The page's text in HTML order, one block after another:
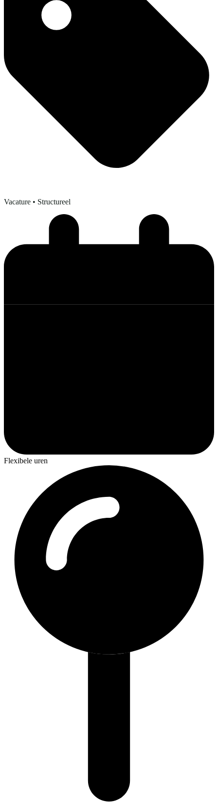
Vacature • Structureel
Flexibele uren